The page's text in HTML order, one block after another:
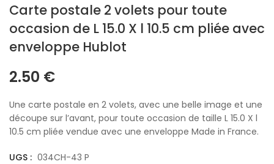
Carte postale 2 volets pour toute
occasion de L 15.0 X l 10.5 cm pliée avec
enveloppe Hublot
2.50 €
Une carte postale en 2 volets, avec une belle image et une
découpe sur l’avant, pour toute occasion de taille L 15.0 X l
10.5 cm pliée vendue avec une enveloppe Made in France.
UGS : 034CH-43 P